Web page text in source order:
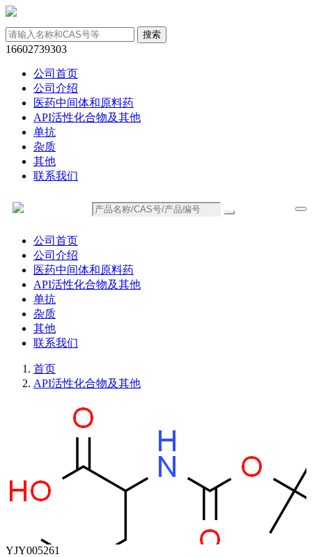
16602739303
公司首页
公司介绍
医药中间体和原料药
API活性化合物及其他
单抗
杂质
其他
联系我们
公司首页
公司介绍
医药中间体和原料药
API活性化合物及其他
单抗
杂质
其他
联系我们
首页
API活性化合物及其他
YJY005261